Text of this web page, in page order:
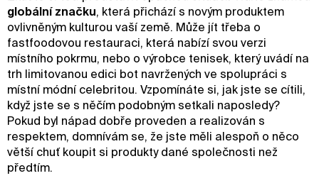
globální značku, která přichází s novým produktem
ovlivněným kulturou vaší země. Může jít třeba o
fastfoodovou restauraci, která nabízí svou verzi
místního pokrmu, nebo o výrobce tenisek, který uvádí na
trh limitovanou edici bot navržených ve spolupráci s
místní módní celebritou. Vzpomínáte si, jak jste se cítili,
když jste se s něčím podobným setkali naposledy?
Pokud byl nápad dobře proveden a realizován s
respektem, domnívám se, že jste měli alespoň o něco
větší chuť koupit si produkty dané společnosti než
předtím.